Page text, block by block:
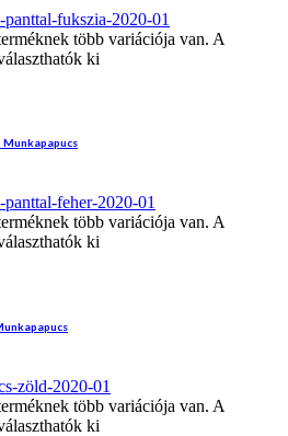
több variációja van. A
ki
Munkapapucs
több variációja van. A
ki
több variációja van. A
ki